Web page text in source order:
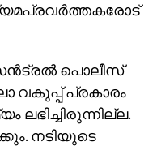
പൊലീസ്
വകുപ്പ് പ്രകാരം
ലഭിച്ചിരുന്നില്ല.
നടിയുടെ